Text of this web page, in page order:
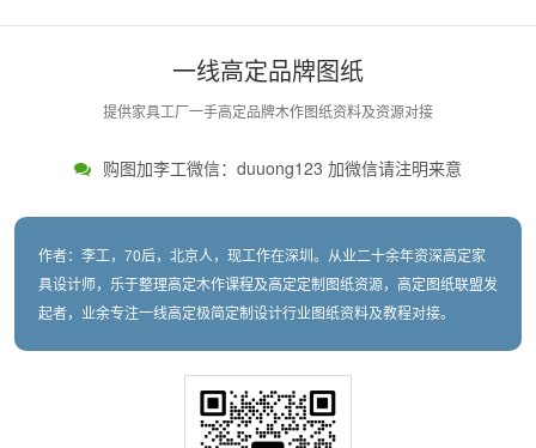
一线高定品牌图纸
提供家具工厂一手高定品牌木作图纸资料及资源对接
购图加李工微信：duuong123 加微信请注明来意
作者：李工，70后，北京人，现工作在深圳。从业二十余年资深高定家
具设计师，乐于整理高定木作课程及高定定制图纸资源，高定图纸联盟发
起者，业余专注一线高定极简定制设计行业图纸资料及教程对接。